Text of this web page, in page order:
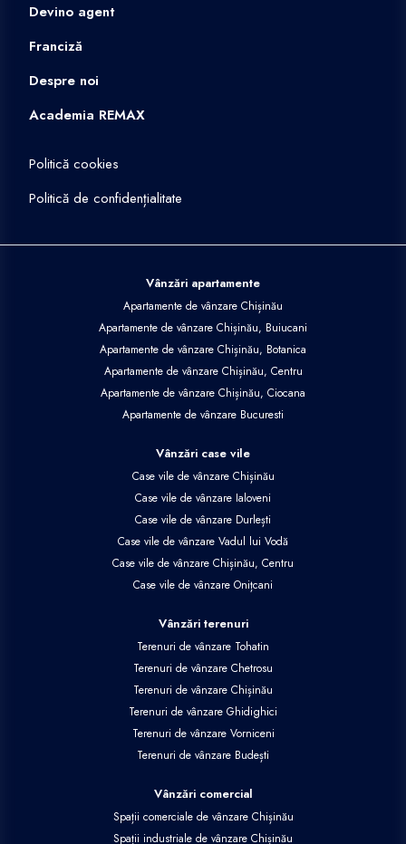
Devino agent
Franciză
Despre noi
Academia REMAX
Politică cookies
Politică de confidențialitate
Vânzări apartamente
Apartamente de vânzare Chișinău
Apartamente de vânzare Chișinău, Buiucani
Apartamente de vânzare Chișinău, Botanica
Apartamente de vânzare Chișinău, Centru
Apartamente de vânzare Chișinău, Ciocana
Apartamente de vânzare Bucuresti
Vânzări case vile
Case vile de vânzare Chișinău
Case vile de vânzare Ialoveni
Case vile de vânzare Durlești
Case vile de vânzare Vadul lui Vodă
Case vile de vânzare Chișinău, Centru
Case vile de vânzare Onițcani
Vânzări terenuri
Terenuri de vânzare Tohatin
Terenuri de vânzare Chetrosu
Terenuri de vânzare Chișinău
Terenuri de vânzare Ghidighici
Terenuri de vânzare Vorniceni
Terenuri de vânzare Budești
Vânzări comercial
Spații comerciale de vânzare Chișinău
Spații industriale de vânzare Chișinău